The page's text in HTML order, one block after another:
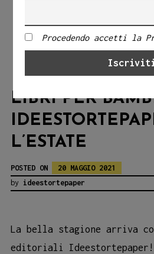
LIBRI PER
L’ESTATE
POSTED ON
20 MAGGIO 2021
by ideestortepaper
La bella stagione arriva
editoriali Ideestortepaper!
Procedendo accetti la